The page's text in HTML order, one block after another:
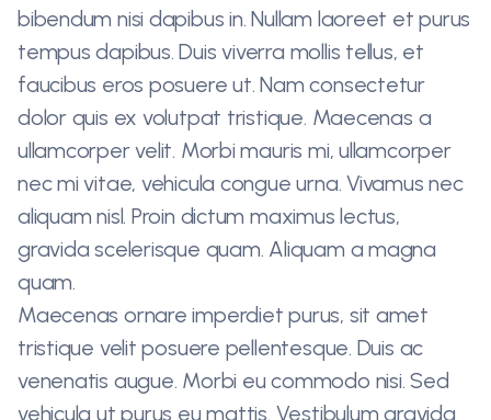
bibendum nisi dapibus in. Nullam laoreet et purus
tempus dapibus. Duis viverra mollis tellus, et
faucibus eros posuere ut. Nam consectetur
dolor quis ex volutpat tristique. Maecenas a
ullamcorper velit. Morbi mauris mi, ullamcorper
nec mi vitae, vehicula congue urna. Vivamus nec
aliquam nisl. Proin dictum maximus lectus,
gravida scelerisque quam. Aliquam a magna
quam.
Maecenas ornare imperdiet purus, sit amet
tristique velit posuere pellentesque. Duis ac
venenatis augue. Morbi eu commodo nisi. Sed
vehicula ut purus eu mattis. Vestibulum gravida